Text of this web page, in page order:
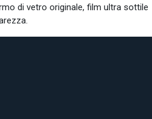
di vetro originale, film ultra sottile